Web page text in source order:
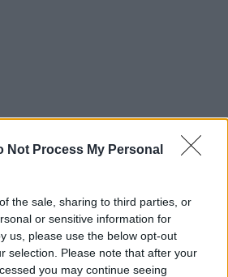
Not Process My Personal
the sale, sharing to third parties, or
or sensitive information for
us, please use the below opt-out
selection. Please note that after your
you may continue seeing